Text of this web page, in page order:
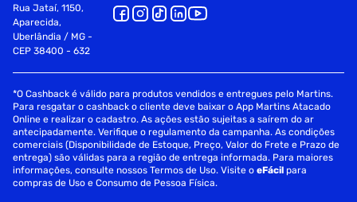
Rua Jataí, 1150,
Aparecida,
Uberlândia / MG -
CEP 38400 - 632
*O Cashback é válido para produtos vendidos e entregues pelo Martins.
Para resgatar o cashback o cliente deve baixar o App Martins Atacado
Online e realizar o cadastro. As ações estão sujeitas a saírem do ar
antecipadamente. Verifique o regulamento da campanha. As condições
comerciais (Disponibilidade de Estoque, Preço, Valor do Frete e Prazo de
entrega) são válidas para a região de entrega informada. Para maiores
informações, consulte nossos Termos de Uso. Visite oeFácil para
compras de Uso e Consumo de Pessoa Física.